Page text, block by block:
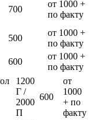
700
от 1000 +
по факту
500
от 1000 +
по факту
600
от 1000 +
по факту
1200
Г /
2000
П
600
от
1000
+ по
факту